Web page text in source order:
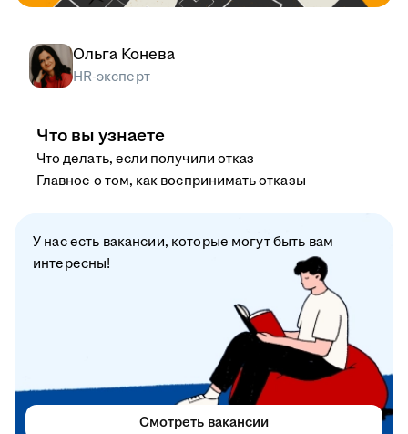
Ольга Конева
HR-эксперт
Что вы узнаете
Что делать, если получили отказ
Главное о том, как воспринимать отказы
У нас есть вакансии, которые могут быть вам
интересны!
Смотреть вакансии